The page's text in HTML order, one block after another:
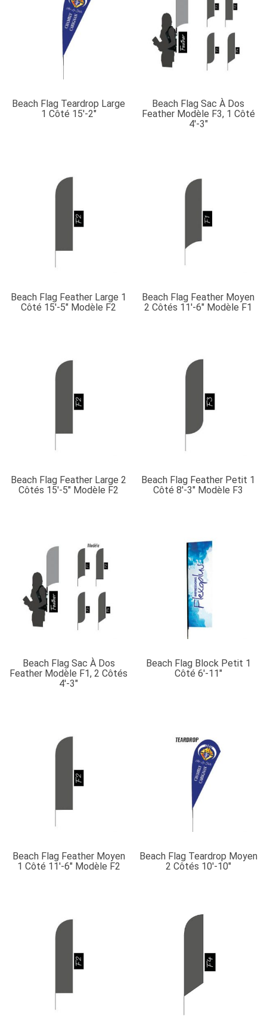
Beach Flag Teardrop Large
1 Côté 15′-2″
Beach Flag Sac À Dos
Feather Modèle F3, 1 Côté
4′-3″
Beach Flag Feather Large 1
Côté 15′-5″ Modèle F2
Beach Flag Feather Moyen
2 Côtés 11′-6″ Modèle F1
Beach Flag Feather Large 2
Côtés 15′-5″ Modèle F2
Beach Flag Feather Petit 1
Côté 8′-3″ Modèle F3
Beach Flag Sac À Dos
Feather Modèle F1, 2 Côtés
4′-3″
Beach Flag Block Petit 1
Côté 6′-11″
Beach Flag Feather Moyen
1 Côté 11′-6″ Modèle F2
Beach Flag Teardrop Moyen
2 Côtés 10′-10″